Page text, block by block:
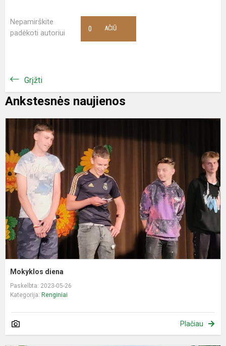
Nepamirškite
padėkoti autoriui
AČIŪ
0
Grįžti
Ankstesnės naujienos
Mokyklos diena
Paskelbta: 2023-05-26
Kategorija: Renginiai
Plačiau